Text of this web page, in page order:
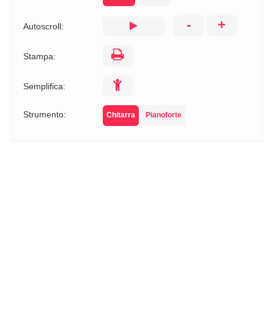
Autoscroll: - +
Stampa:
Semplifica:
Strumento: Chitarra Pianoforte